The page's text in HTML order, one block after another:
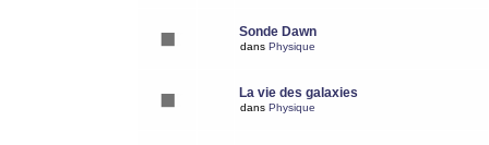
Sonde Dawn
dans Physique
La vie des galaxies
dans Physique